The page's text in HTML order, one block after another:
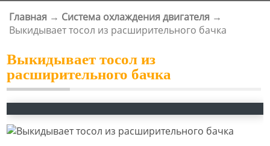
ВЫ ЗДЕСЬ
Главная → Система охлаждения двигателя →
Выкидывает тосол из расширительного бачка
Выкидывает тосол из
расширительного бачка